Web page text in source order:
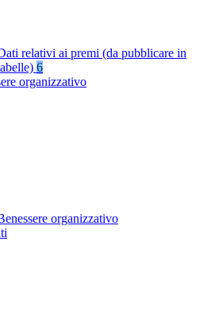
relativi ai premi (da pubblicare in
6
organizzativo
organizzativo